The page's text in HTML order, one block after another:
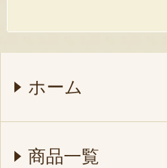
ホーム
商品一覧